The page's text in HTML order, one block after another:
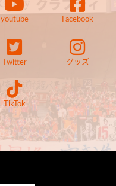
youtube Facebook
Twitter グッズ
TikTok